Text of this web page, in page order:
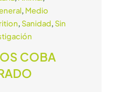
, Medio
,Sanidad,Sin
COBA